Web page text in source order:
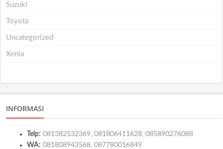
Suzuki
Toyota
Uncategorized
Xenia
INFORMASI
Telp: 081382532369, 081806411628, 085890276088
WA: 081808943568, 087780016849